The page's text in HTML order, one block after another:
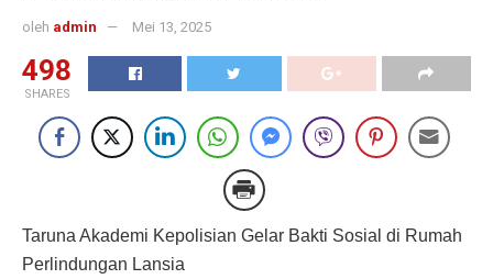
oleh admin Mei 13, 2025
498
SHARES
Taruna Akademi Kepolisian Gelar Bakti Sosial di Rumah
Perlindungan Lansia